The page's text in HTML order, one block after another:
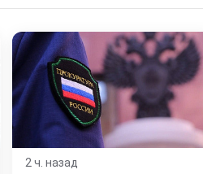
Email
2 ч. назад